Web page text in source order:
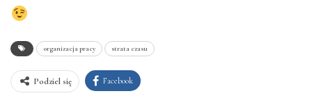
organizacja pracy strata czasu
Podziel się Facebook